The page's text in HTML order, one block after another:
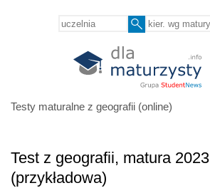
Testy maturalne z geografii (online)
Test z geografii, matura 2023
(przykładowa)